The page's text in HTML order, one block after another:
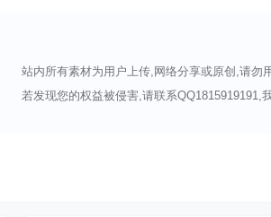
站内所有素材为用户上传,网络分享或原创,请勿
若发现您的权益被侵害,请联系QQ1815919191,